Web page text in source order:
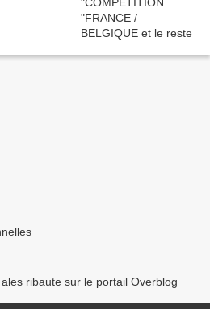
ribaute sur le portail Overblog